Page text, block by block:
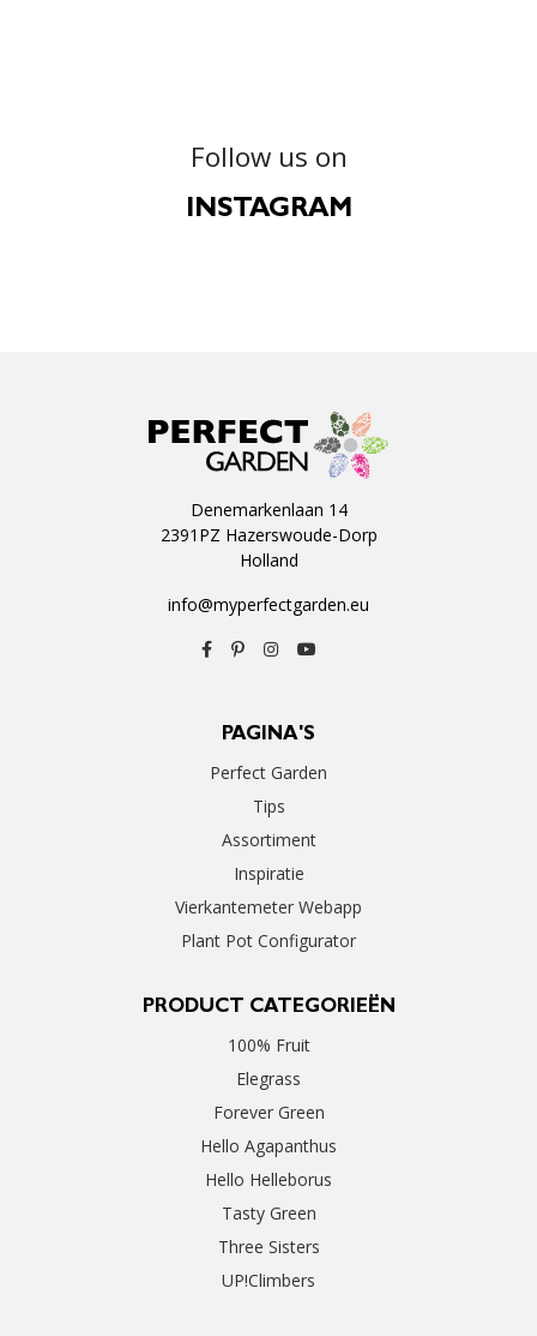
Follow us on
INSTAGRAM
Denemarkenlaan 14
2391PZ Hazerswoude-Dorp
Holland
info@myperfectgarden.eu
PAGINA'S
Perfect Garden
Tips
Assortiment
Inspiratie
Vierkantemeter Webapp
Plant Pot Configurator
PRODUCT CATEGORIEËN
100% Fruit
Elegrass
Forever Green
Hello Agapanthus
Hello Helleborus
Tasty Green
Three Sisters
UP!Climbers